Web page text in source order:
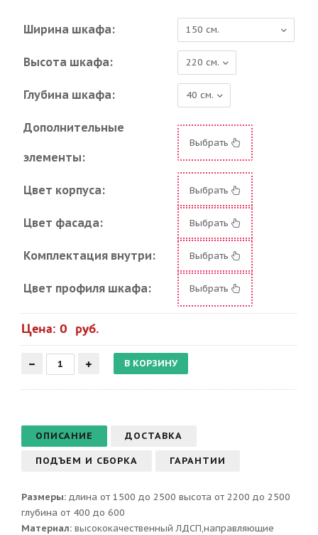
Ширина шкафа:
Высота шкафа:
Глубина шкафа:
Дополнительные
элементы:
Выбрать
Цвет корпуса: Выбрать
Цвет фасада: Выбрать
Комплектация внутри: Выбрать
Цвет профиля шкафа: Выбрать
Цена: 0 руб.
ОПИСАНИЕ ДОСТАВКА
ПОДЪЕМ И СБОРКА ГАРАНТИИ
Размеры: длина от 1500 до 2500 высота от 2200 до 2500
глубина от 400 до 600
Материал: высококачественный ЛДСП,направляющие